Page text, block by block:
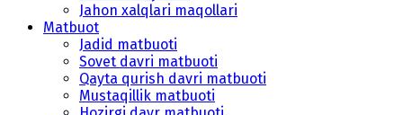
Jahon xalqlari maqollari
Matbuot
Jadid matbuoti
Sovet davri matbuoti
Qayta qurish davri matbuoti
Mustaqillik matbuoti